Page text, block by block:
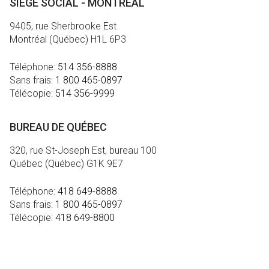
SIÈGE SOCIAL - MONTRÉAL
9405, rue Sherbrooke Est
Montréal (Québec) H1L 6P3
Téléphone: 514 356-8888
Sans frais: 1 800 465-0897
Télécopie: 514 356-9999
BUREAU DE QUÉBEC
320, rue St-Joseph Est, bureau 100
Québec (Québec) G1K 9E7
Téléphone: 418 649-8888
Sans frais: 1 800 465-0897
Télécopie: 418 649-8800